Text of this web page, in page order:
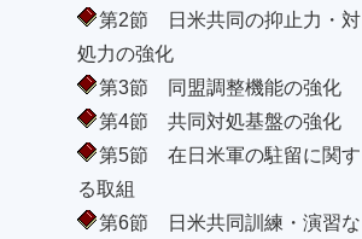
第2節 日米共同の抑止力・対
処力の強化
第3節 同盟調整機能の強化
第4節 共同対処基盤の強化
第5節 在日米軍の駐留に関す
る取組
第6節 日米共同訓練・演習な